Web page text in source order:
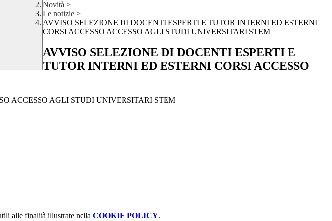
Novità >
Le notizie >
AVVISO SELEZIONE DI DOCENTI ESPERTI E TUTOR INTERNI ED ESTERNI
CORSI ACCESSO ACCESSO AGLI STUDI UNIVERSITARI STEM
AVVISO SELEZIONE DI DOCENTI ESPERTI E
TUTOR INTERNI ED ESTERNI CORSI ACCESSO
ACCESSO AGLI STUDI UNIVERSITARI STEM
alle finalità illustrate nella COOKIE POLICY.